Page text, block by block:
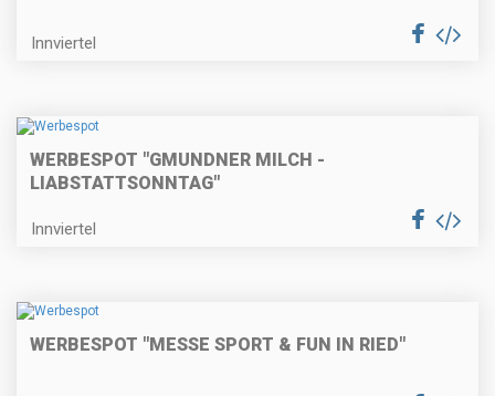
Innviertel
WERBESPOT "GMUNDNER MILCH -
LIABSTATTSONNTAG"
Innviertel
WERBESPOT "MESSE SPORT & FUN IN RIED"